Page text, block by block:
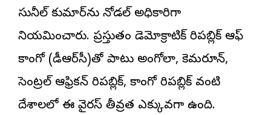
సునీల్ కుమార్‌ను నోడల్ అధికారిగా
నియమించారు. ప్రస్తుతం డెమోక్రాటిక్ రిపబ్లిక్ ఆఫ్
కాంగో (డీఆర్‌సీ)తో పాటు అంగోలా, కెమరూన్,
సెంట్రల్ ఆఫ్రికన్ రిపబ్లిక్, కాంగో రిపబ్లిక్ వంటి
దేశాలలో ఈ వైరస్ తీవ్రత ఎక్కువగా ఉంది.